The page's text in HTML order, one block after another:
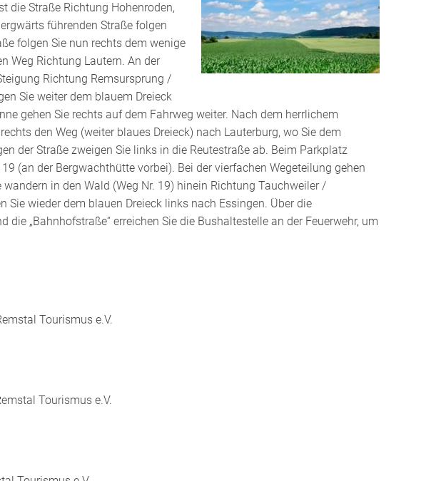
die Straße Richtung Hohenroden,
führenden Straße folgen
folgen Sie nun rechts dem wenige
Weg Richtung Lautern. An der
Richtung Remsursprung /
Sie weiter dem blauem Dreieck
gehen Sie rechts auf dem Fahrweg weiter. Nach dem herrlichem
den Weg (weiter blaues Dreieck) nach Lauterburg, wo Sie dem
der Straße zweigen Sie links in die Reutestraße ab. Beim Parkplatz
(an der Bergwachthütte vorbei). Bei der vierfachen Wegeteilung gehen
in den Wald (Weg Nr. 19) hinein Richtung Tauchweiler /
Sie wieder dem blauen Dreieck links nach Essingen. Über die
die „Bahnhofstraße“ erreichen Sie die Bushaltestelle an der Feuerwehr, um
Tourismus e.V.
Tourismus e.V.